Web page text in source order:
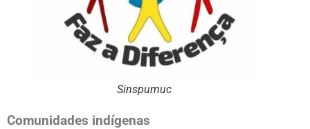
Sinspumuc
Comunidades indígenas